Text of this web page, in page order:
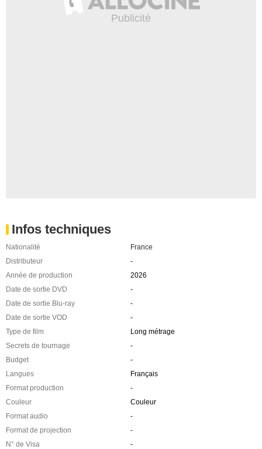
Infos techniques
Nationalité
France
Distributeur
-
Année de production
2026
Date de sortie DVD
-
Date de sortie Blu-ray
-
Date de sortie VOD
-
Type de film
Long métrage
Secrets de tournage
-
Budget
-
Langues
Français
Format production
-
Couleur
Couleur
Format audio
-
Format de projection
-
N° de Visa
-